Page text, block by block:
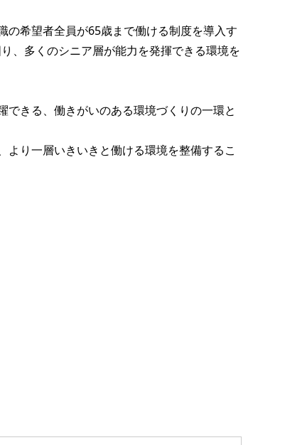
希望者全員が65歳まで働ける制度を導入す
、多くのシニア層が能力を発揮できる環境を
きる、働きがいのある環境づくりの一環と
り一層いきいきと働ける環境を整備するこ